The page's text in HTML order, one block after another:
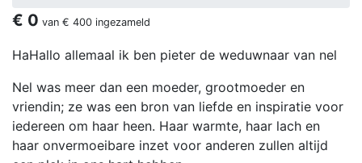
€ 0 van € 400 ingezameld
HaHallo allemaal ik ben pieter de weduwnaar van nel
Nel was meer dan een moeder, grootmoeder en
vriendin; ze was een bron van liefde en inspiratie voor
iedereen om haar heen. Haar warmte, haar lach en
haar onvermoeibare inzet voor anderen zullen altijd